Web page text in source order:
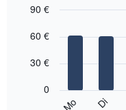
Diagramm
Achse,
chart
bars.
graphic.
Mo Di
0
30 €
60 €
90 €